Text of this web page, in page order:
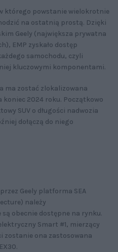
którego powstanie wielokrotnie
na ostatnią prostą. Dzięki
Geely (największa prywatna
EMP zyskało dostęp
samochodu, czyli
kluczowymi komponentami.
ma zostać zlokalizowana
koniec 2024 roku. Początkowo
SUV o długości nadwozia
dołączą do niego
Geely platforma SEA
należy
obecnie dostępne na rynku.
Smart #1, mierzący
zostanie ona zastosowana